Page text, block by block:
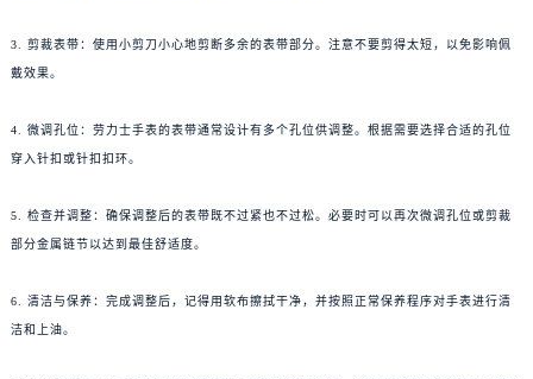
3. 剪裁表带：使用小剪刀小心地剪断多余的表带部分。注意不要剪得太短，以免影响佩
戴效果。
4. 微调孔位：劳力士手表的表带通常设计有多个孔位供调整。根据需要选择合适的孔位
穿入针扣或针扣扣环。
5. 检查并调整：确保调整后的表带既不过紧也不过松。必要时可以再次微调孔位或剪裁
部分金属链节以达到最佳舒适度。
6. 清洁与保养：完成调整后，记得用软布擦拭干净，并按照正常保养程序对手表进行清
洁和上油。